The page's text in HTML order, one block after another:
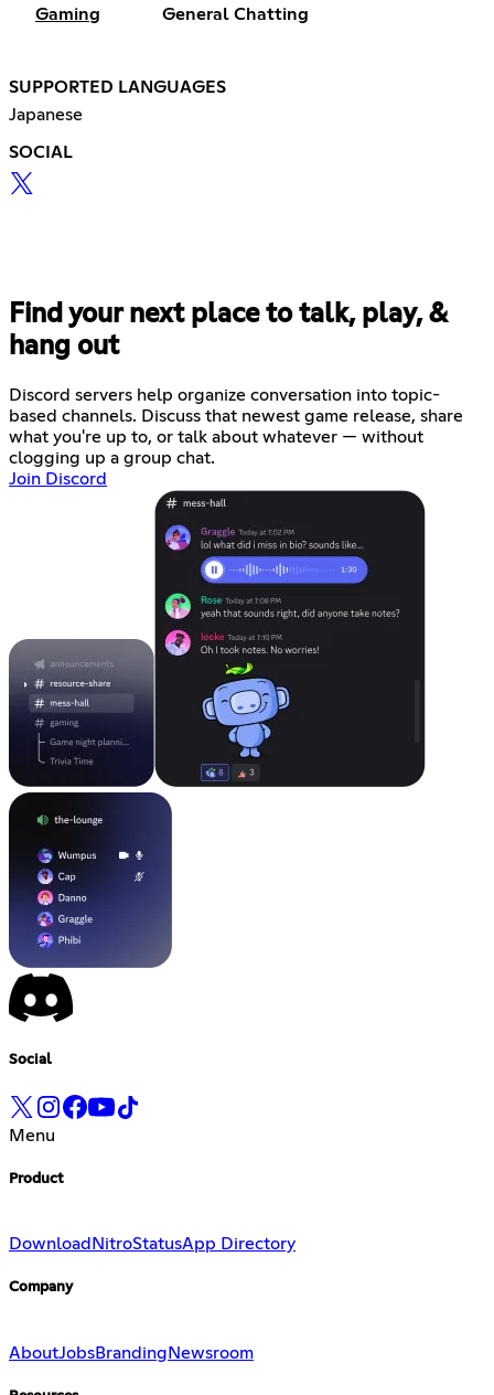
Gaming General Chatting
SUPPORTED LANGUAGES
Japanese
SOCIAL
Find your next place to talk, play, &
hang out
Discord servers help organize conversation into topic-
based channels. Discuss that newest game release, share
what you're up to, or talk about whatever — without
clogging up a group chat.
Join Discord
Social
Menu
Product
Download NitroStatusApp Directory
Company
AboutJobsBranding Newsroom